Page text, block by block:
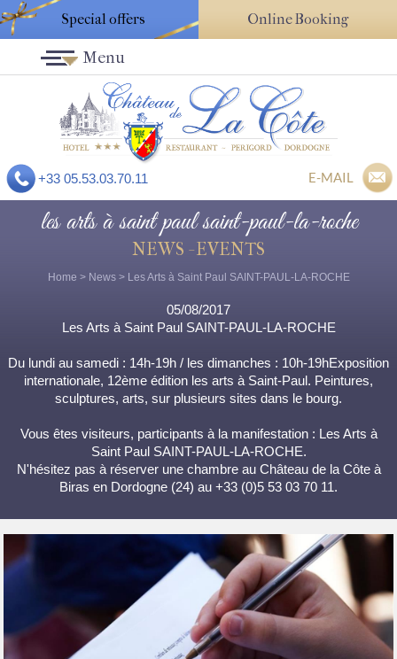
Special offers Online Booking
+33 05.53.03.70.11 E-MAIL
Menu
les arts à saint paul saint-paul-la-roche
NEWS - EVENTS
Home > News> Les Arts à Saint Paul SAINT-PAUL-LA-ROCHE
05/08/2017
Les Arts à Saint Paul SAINT-PAUL-LA-ROCHE
Du lundi au samedi : 14h-19h / les dimanches : 10h-19hExposition
internationale, 12ème édition les arts à Saint-Paul. Peintures,
sculptures, arts, sur plusieurs sites dans le bourg.
Vous êtes visiteurs, participants à la manifestation : Les Arts à
Saint Paul SAINT-PAUL-LA-ROCHE.
N'hésitez pas à réserver une chambre au Château de la Côte à
Biras en Dordogne (24) au +33 (0)5 53 03 70 11.